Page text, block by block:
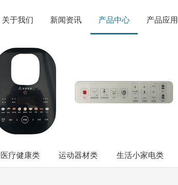
关于我们 新闻资讯 产品中心 产品应用
医疗健康类 运动器材类 生活小家电类